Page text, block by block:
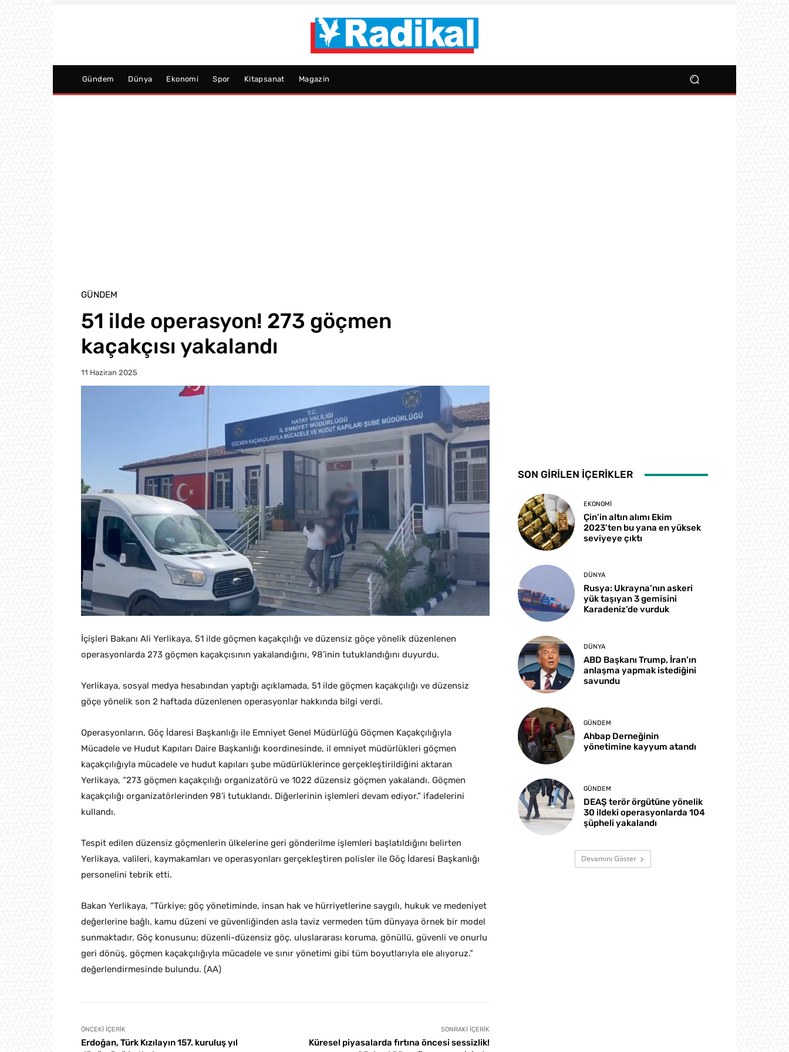
Gündem Dünya Ekonomi Spor Kitapsanat Magazin
GÜNDEM
51 ilde operasyon! 273 göçmen
kaçakçısı yakalandı
11 Haziran 2025
İçişleri Bakanı Ali Yerlikaya, 51 ilde göçmen kaçakçılığı ve düzensiz göçe yönelik düzenlenen
operasyonlarda 273 göçmen kaçakçısının yakalandığını, 98’inin tutuklandığını duyurdu.
Yerlikaya, sosyal medya hesabından yaptığı açıklamada, 51 ilde göçmen kaçakçılığı ve düzensiz
göçe yönelik son 2 haftada düzenlenen operasyonlar hakkında bilgi verdi.
Operasyonların, Göç İdaresi Başkanlığı ile Emniyet Genel Müdürlüğü Göçmen Kaçakçılığıyla
Mücadele ve Hudut Kapıları Daire Başkanlığı koordinesinde, il emniyet müdürlükleri göçmen
kaçakçılığıyla mücadele ve hudut kapıları şube müdürlüklerince gerçekleştirildiğini aktaran
Yerlikaya, “273 göçmen kaçakçılığı organizatörü ve 1022 düzensiz göçmen yakalandı. Göçmen
kaçakçılığı organizatörlerinden 98’i tutuklandı. Diğerlerinin işlemleri devam ediyor.” ifadelerini
kullandı.
Tespit edilen düzensiz göçmenlerin ülkelerine geri gönderilme işlemleri başlatıldığını belirten
Yerlikaya, valileri, kaymakamları ve operasyonları gerçekleştiren polisler ile Göç İdaresi Başkanlığı
personelini tebrik etti.
Bakan Yerlikaya, “Türkiye; göç yönetiminde, insan hak ve hürriyetlerine saygılı, hukuk ve medeniyet
değerlerine bağlı, kamu düzeni ve güvenliğinden asla taviz vermeden tüm dünyaya örnek bir model
sunmaktadır. Göç konusunu; düzenli-düzensiz göç, uluslararası koruma, gönüllü, güvenli ve onurlu
geri dönüş, göçmen kaçakçılığıyla mücadele ve sınır yönetimi gibi tüm boyutlarıyla ele alıyoruz.”
değerlendirmesinde bulundu. (AA)
ÖNCEKI İÇERIK
Erdoğan, Türk Kızılayın 157. kuruluş yıl
SONRAKI İÇERIK
Küresel piyasalarda fırtına öncesi sessizlik!
SON GİRİLEN İÇERİKLER
EKONOMI
Çin’in altın alımı Ekim
2023’ten bu yana en yüksek
seviyeye çıktı
DÜNYA
Rusya: Ukrayna’nın askeri
yük taşıyan 3 gemisini
Karadeniz’de vurduk
DÜNYA
ABD Başkanı Trump, İran’ın
anlaşma yapmak istediğini
savundu
GÜNDEM
Ahbap Derneğinin
yönetimine kayyum atandı
GÜNDEM
DEAŞ terör örgütüne yönelik
30 ildeki operasyonlarda 104
şüpheli yakalandı
Devamını Göster